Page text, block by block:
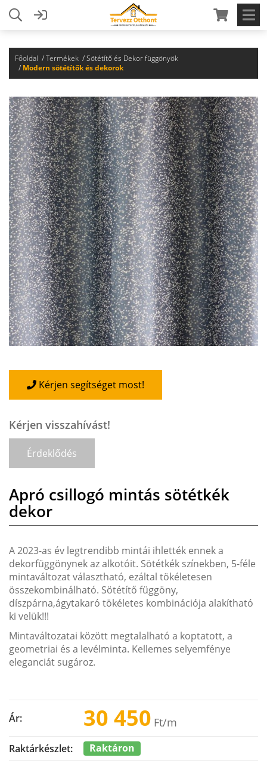
Főoldal Termékek
Sötétítő és Dekor függönyök
Modern sötétítők és dekorok
Kérjen segítséget most!
Kérjen visszahívást!
Érdeklődés
Apró csillogó mintás sötétkék
dekor
A 2023-as év legtrendibb mintái ihlették ennek a
dekorfüggönynek az alkotóit. Sötétkék színekben, 5-féle
mintaváltozat választható, ezáltal tökéletesen
összekombinálható. Sötétítő függöny,
díszpárna,ágytakaró tökéletes kombinációja alakítható
ki velük!!!
Mintaváltozatai között megtalalható a koptatott, a
geometriai és a levélminta. Kellemes selyemfénye
eleganciát sugároz.
Ár: 30 450 Ft/m
Raktárkészlet: Raktáron